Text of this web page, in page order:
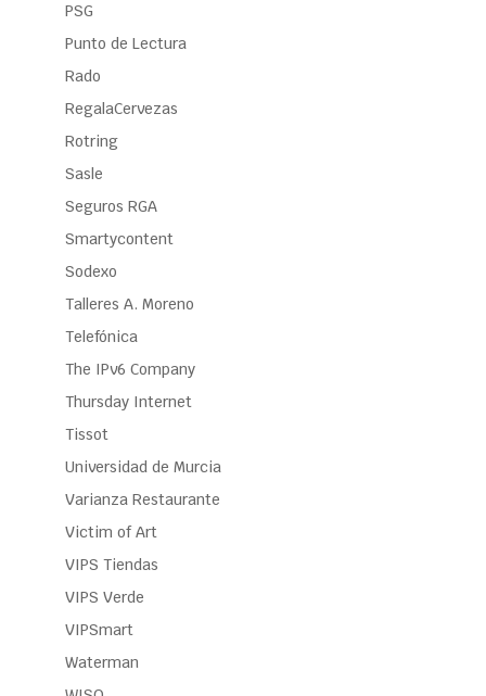
PSG
Punto de Lectura
Rado
RegalaCervezas
Rotring
Sasle
Seguros RGA
Smartycontent
Sodexo
Talleres A. Moreno
Telefónica
The IPv6 Company
Thursday Internet
Tissot
Universidad de Murcia
Varianza Restaurante
Victim of Art
VIPS Tiendas
VIPS Verde
VIPSmart
Waterman